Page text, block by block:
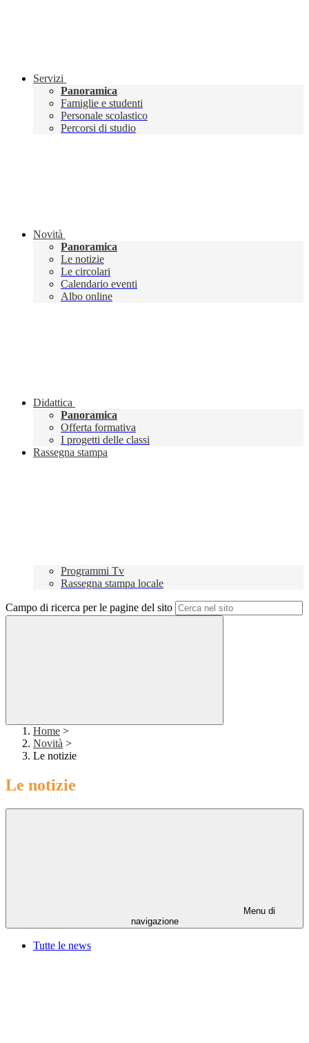
Servizi
Panoramica
Famiglie e studenti
Personale scolastico
Percorsi di studio
Novità
Panoramica
Le notizie
Le circolari
Calendario eventi
Albo online
Didattica
Panoramica
Offerta formativa
I progetti delle classi
Rassegna stampa
Programmi Tv
Rassegna stampa locale
Campo di ricerca per le pagine del sito
Home >
Novità >
Le notizie
Le notizie
Menu di
navigazione
Tutte le news